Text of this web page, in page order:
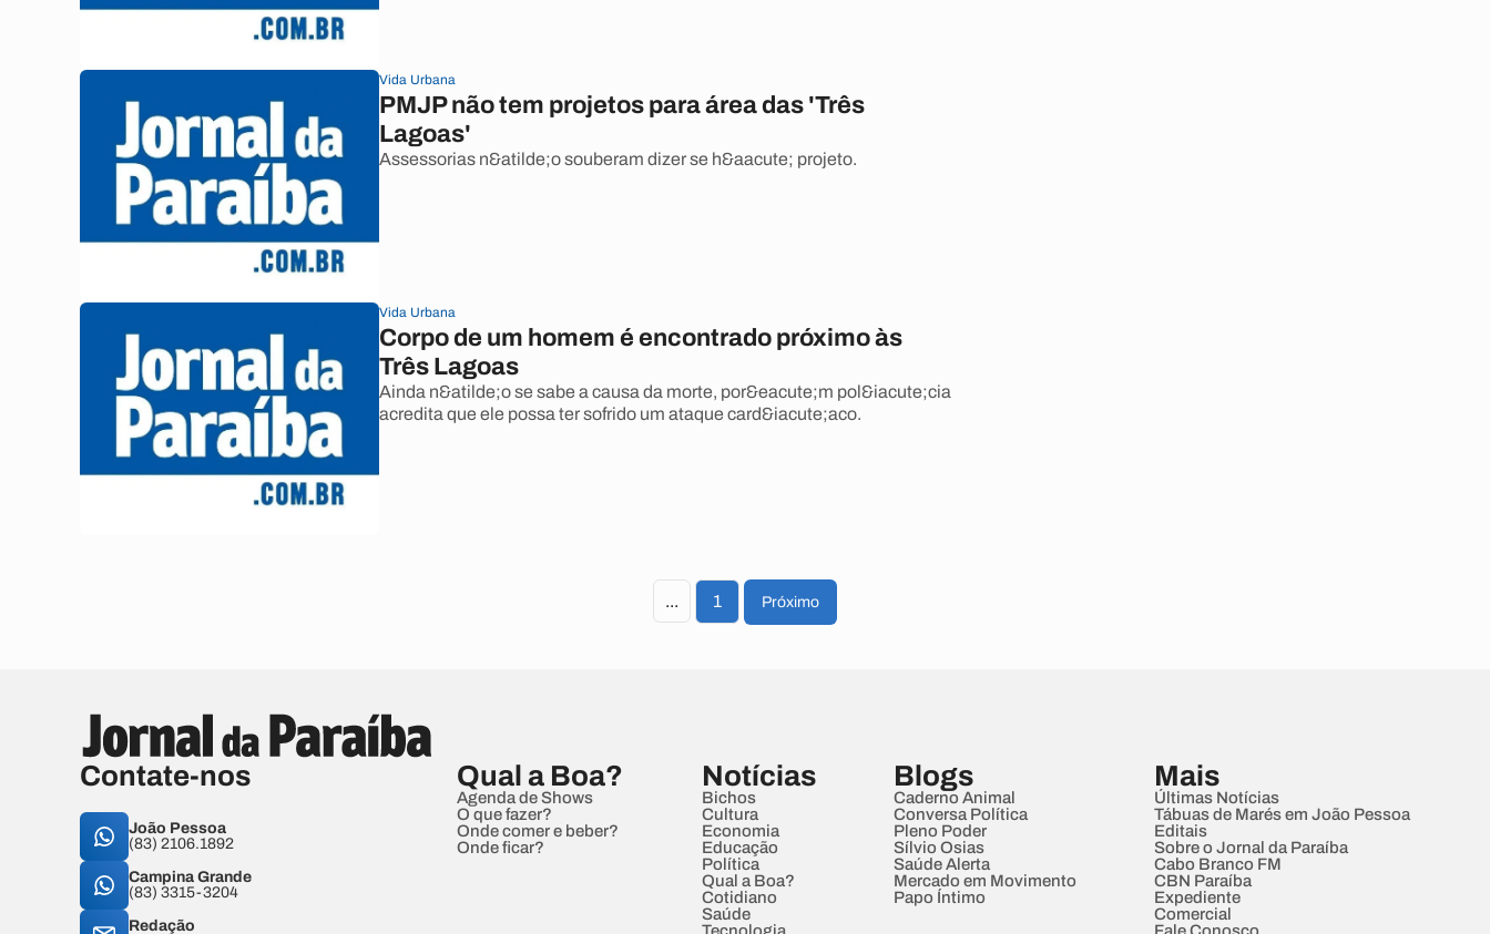
Vida Urbana
PMJP não tem projetos para área das 'Três
Lagoas'
Assessorias n&atilde;o souberam dizer se h&aacute; projeto.
Vida Urbana
Corpo de um homem é encontrado próximo às
Três Lagoas
Ainda n&atilde;o se sabe a causa da morte, por&eacute;m pol&iacute;cia
acredita que ele possa ter sofrido um ataque card&iacute;aco.
... 1 Próximo
Contate-nos
João Pessoa
(83) 2106.1892
Campina Grande
(83) 3315-3204
Redação
Qual a Boa?
Agenda de Shows
O que fazer?
Onde comer e beber?
Onde ficar?
Notícias
Bichos
Cultura
Economia
Educação
Política
Qual a Boa?
Cotidiano
Saúde
Blogs
Caderno Animal
Conversa Política
Pleno Poder
Sílvio Osias
Saúde Alerta
Mercado em Movimento
Papo Íntimo
Mais
Últimas Notícias
Tábuas de Marés em João Pessoa
Editais
Sobre o Jornal da Paraíba
Cabo Branco FM
CBN Paraíba
Expediente
Comercial